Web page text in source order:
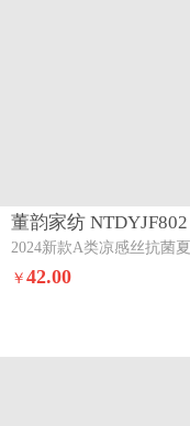
董韵家纺 NTDYJF802
￥42.00